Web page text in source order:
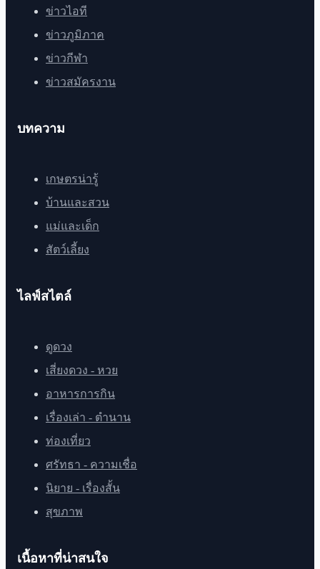
ข่าวไอที
ข่าวภูมิภาค
ข่าวกีฬา
ข่าวสมัครงาน
บทความ
เกษตรน่ารู้
บ้านและสวน
แม่และเด็ก
สัตว์เลี้ยง
ไลฟ์สไตล์
ดูดวง
เสี่ยงดวง - หวย
อาหารการกิน
เรื่องเล่า - ตำนาน
ท่องเที่ยว
ศรัทธา - ความเชื่อ
นิยาย - เรื่องสั้น
สุขภาพ
เนื้อหาที่น่าสนใจ